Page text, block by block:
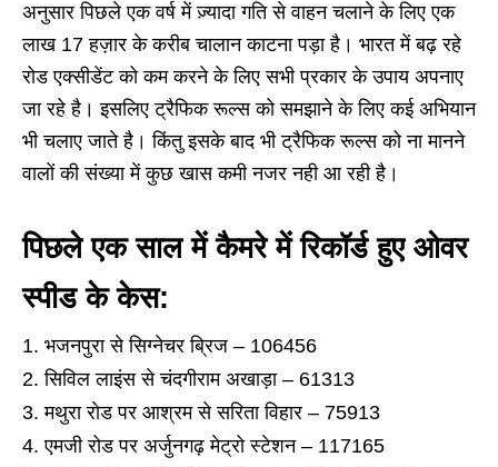
अनुसार पिछले एक वर्ष में ज़्यादा गति से वाहन चलाने के लिए एक
लाख 17 हज़ार के करीब चालान काटना पड़ा है। भारत में बढ़ रहे
रोड एक्सीडेंट को कम करने के लिए सभी प्रकार के उपाय अपनाए
जा रहे है। इसलिए ट्रैफिक रूल्स को समझाने के लिए कई अभियान
भी चलाए जाते है। किंतु इसके बाद भी ट्रैफिक रूल्स को ना मानने
वालों की संख्या में कुछ खास कमी नजर नही आ रही है।
पिछले एक साल में कैमरे में रिकॉर्ड हुए ओवर
स्पीड के केस:
भजनपुरा से सिग्नेचर ब्रिज – 106456
सिविल लाइंस से चंदगीराम अखाड़ा – 61313
मथुरा रोड पर आश्रम से सरिता विहार – 75913
एमजी रोड पर अर्जुनगढ़ मेट्रो स्टेशन – 117165